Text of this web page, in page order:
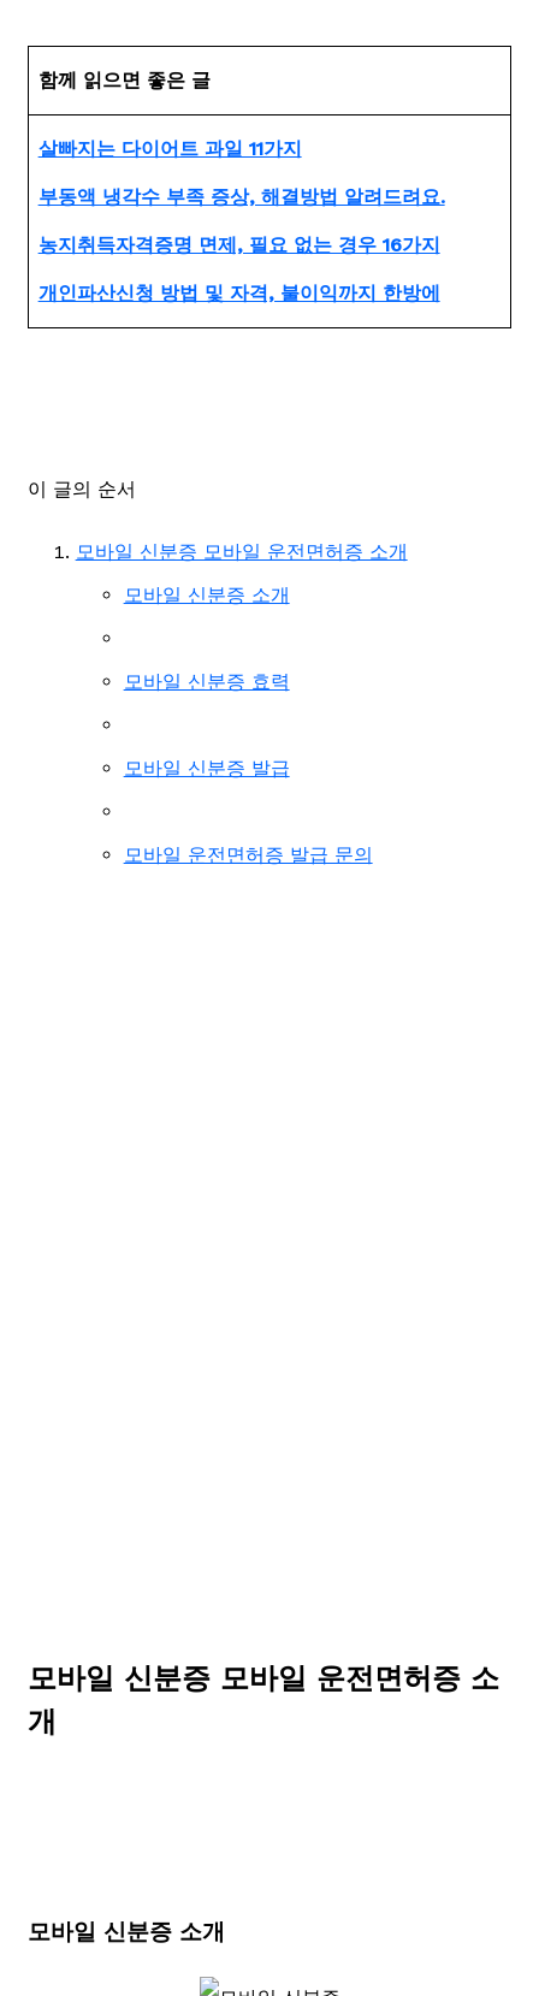
함께 읽으면 좋은 글
살빠지는 다이어트 과일 11가지
부동액 냉각수 부족 증상, 해결방법 알려드려요.
농지취득자격증명 면제, 필요 없는 경우 16가지
개인파산신청 방법 및 자격, 불이익까지 한방에
이 글의 순서
모바일 신분증 모바일 운전면허증 소개
모바일 신분증 소개
모바일 신분증 효력
모바일 신분증 발급
모바일 운전면허증 발급 문의
모바일 신분증 모바일 운전면허증 소
개
모바일 신분증 소개